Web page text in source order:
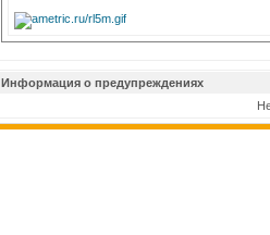
Информация о предупреждениях